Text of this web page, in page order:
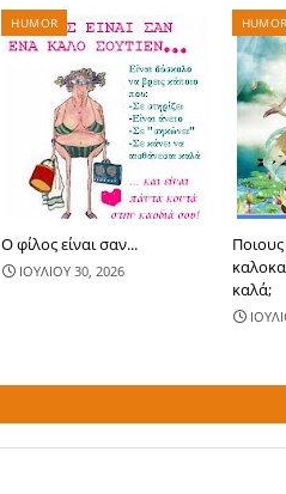
HUMOR
Ο φίλος είναι σαν...
ΙΟΥΛΙΟΥ 30, 2026
HUMOR
Ποιους
καλά;